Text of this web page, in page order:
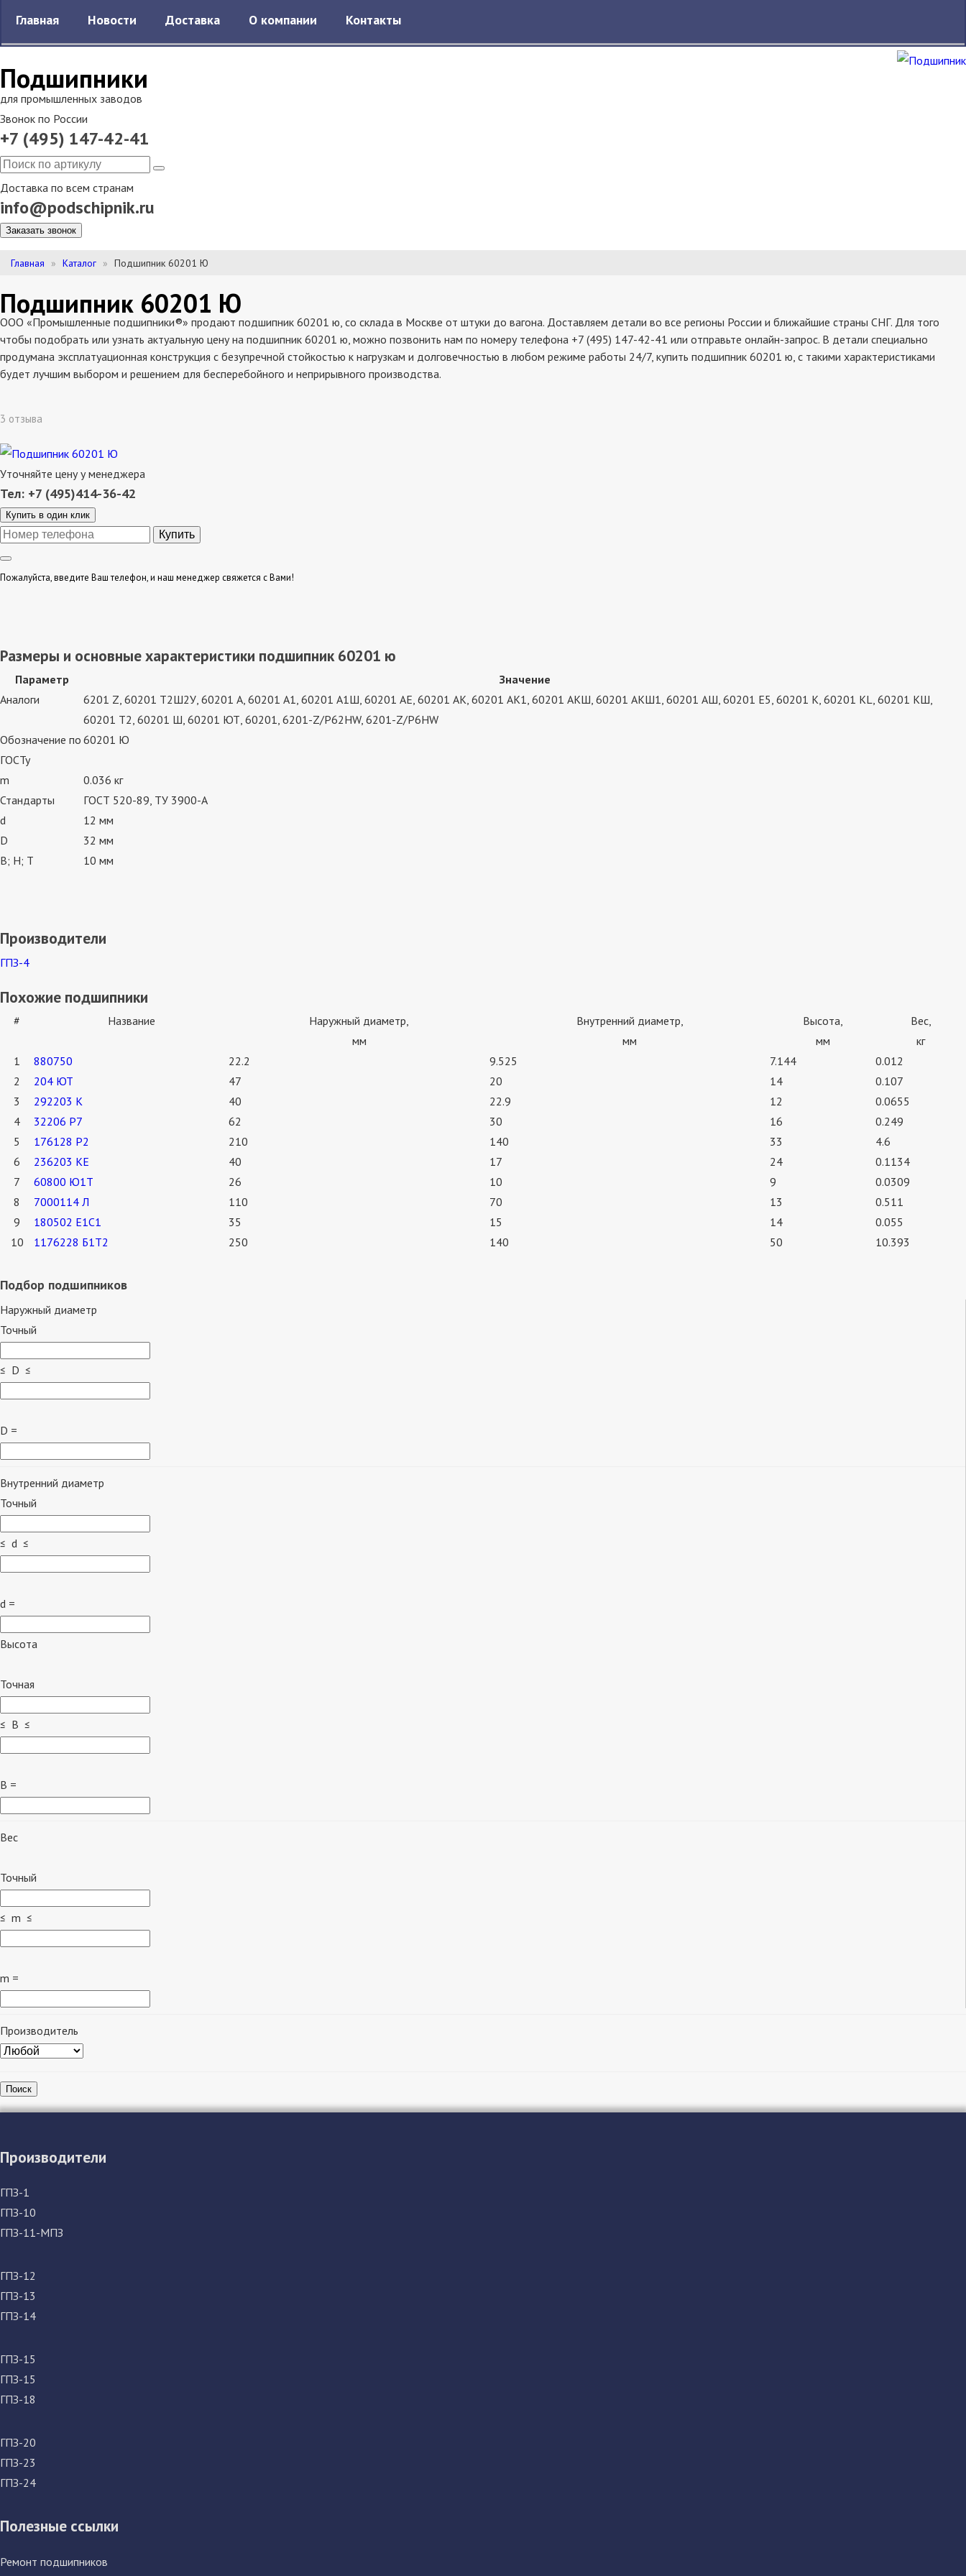
Подшипники
для промышленных заводов
Звонок по России
+7 (495) 147-42-41
Доставка по всем странам
info@podschipnik.ru
Заказать звонок
Главная Новости Доставка О компании Контакты
Главная Каталог Подшипник 60201 Ю
Подшипник 60201 Ю
ООО «Промышленные подшипники®» продают подшипник 60201 ю, со склада в Москве от штуки до вагона. Доставляем детали во все регионы России и ближайшие страны СНГ. Для того
чтобы подобрать или узнать актуальную цену на подшипник 60201 ю, можно позвонить нам по номеру телефона +7 (495) 147-42-41 или отправьте онлайн-запрос. В детали специально
продумана эксплатуационная конструкция с безупречной стойкостью к нагрузкам и долговечностью в любом режиме работы 24/7, купить подшипник 60201 ю, с такими характеристиками
будет лучшим выбором и решением для бесперебойного и неприрывного производства.
3 отзыва
Уточняйте цену у менеджера
Тел: +7 (495)414-36-42
Купить в один клик
Пожалуйста, введите Ваш телефон, и наш менеджер свяжется с Вами!
Размеры и основные характеристики подшипник 60201 ю
Параметр
Значение
Аналоги
6201 Z, 60201 Т2Ш2У, 60201 А, 60201 А1, 60201 А1Ш, 60201 АЕ, 60201 АК, 60201 АК1, 60201 АКШ, 60201 АКШ1, 60201 АШ, 60201 Е5, 60201 К, 60201 КL, 60201 КШ,
60201 Т2, 60201 Ш, 60201 ЮТ, 60201, 6201-Z/P62HW, 6201-Z/P6HW
Обозначение по
ГОСТу
60201 Ю
m
0.036 кг
Стандарты
ГОСТ 520-89, ТУ 3900-А
d
12 мм
D
32 мм
В; Н; Т
10 мм
Производители
ГПЗ-4
Похожие подшипники
# Название
Наружный диаметр,
мм
Внутренний диаметр,
мм
Высота,
мм
Вес,
кг
1
880750 22.2 9.525 7.144
0.012
2
204 ЮТ 47 20 14
0.107
3
292203 К 40 22.9 12
0.0655
4
32206 Р7 62 30 16
0.249
5
176128 Р2 210 140 33
4.6
6
236203 КЕ 40 17 24
0.1134
7
60800 Ю1Т 26 10 9
0.0309
8
7000114 Л 110 70 13
0.511
9
180502 Е1С1 35 15 14
0.055
10
1176228 Б1Т2 250 140 50 10.393
Подбор подшипников
Наружный диаметр
Точный
≤ D ≤
D =
Внутренний диаметр
Точный
≤ d ≤
d =
Высота
Точная
≤ B ≤
B =
Вес
Точный
≤ m ≤
m =
Производитель
Поиск
Производители
ГПЗ-1
ГПЗ-10
ГПЗ-11-МПЗ
ГПЗ-12
ГПЗ-13
ГПЗ-14
ГПЗ-15
ГПЗ-15
ГПЗ-18
ГПЗ-20
ГПЗ-23
ГПЗ-24
Полезные ссылки
Ремонт подшипников